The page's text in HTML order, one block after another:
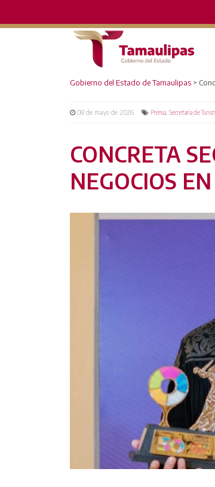
Gobierno del Estado de Tamaulipas >
08 de mayo de 2026 Prensa Secretaría de
CONCRETA
NEGOCIOS